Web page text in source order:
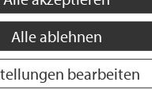
ANMELDEN
unserem Newsletter stimmen Sie
Alle ablehnen
bearbeiten